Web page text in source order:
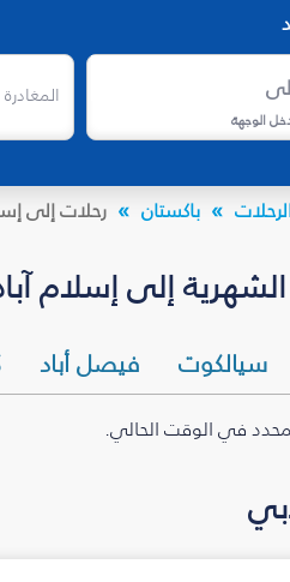
الوجهة
المغادرة
باكستان رحلات إلى
إلى إسلام
سيالكوت فيصل أباد
في الوقت الحالي.